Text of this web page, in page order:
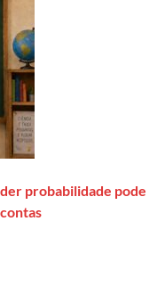
probabilidade pode